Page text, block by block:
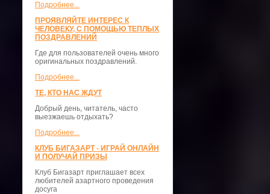
Подробнее...
ПРОЯВЛЯЙТЕ ИНТЕРЕС К
ЧЕЛОВЕКУ, С ПОМОЩЬЮ ТЕПЛЫХ
ПОЗДРАВЛЕНИЙ
Где для пользователей очень много
оригинальных поздравлений.
Подробнее...
ТЕ, КТО НАС ЖДУТ
Добрый день, читатель, часто
выезжаешь отдыхать?
Подробнее...
КЛУБ БИГАЗАРТ - ИГРАЙ ОНЛАЙН
И ПОЛУЧАЙ ПРИЗЫ
Клуб Бигазарт приглашает всех
любителей азартного проведения
досуга